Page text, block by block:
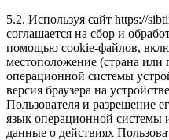
5.2. Используя сайт https://
соглашается на сбор и
помощью cookie-файлов,
местоположение (страна или
операционной системы
версия браузера на
Пользователя и разрешение
язык операционной системы
данные о действиях